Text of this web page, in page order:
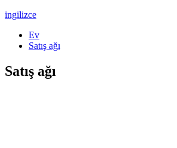
ingilizce
Ev
Satış ağı
Satış ağı